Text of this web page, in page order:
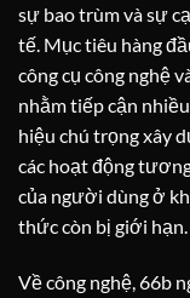
sự bao trùm và sự
tế. Mục tiêu hàng
công cụ công nghệ
nhằm tiếp cận
hiệu chú trọng xây
các hoạt động
của người dùng ở
thức còn bị giới hạn.
Về công nghệ, 66b